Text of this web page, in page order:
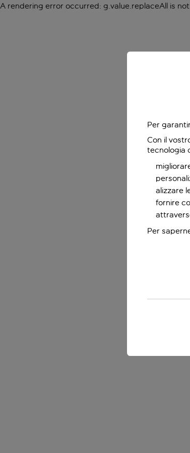
A rendering error occurred: g.value.replaceAll is
Per
Con il
tecnologia
alizzare
fornire
Per